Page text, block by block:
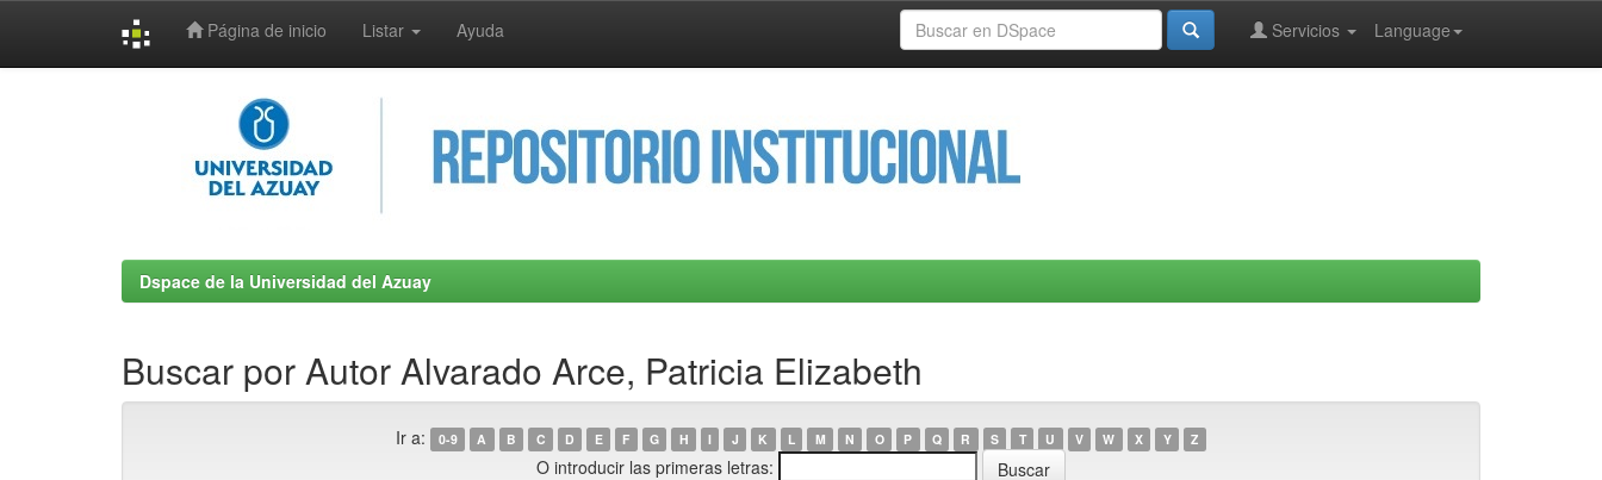
Página de inicio Listar Ayuda Language
Servicios
Dspace de la Universidad del Azuay
Buscar por Autor Alvarado Arce, Patricia Elizabeth
Ir a: 0-9 A B C D E F G H I J K L M N O P Q R S T U V W X Y Z
O introducir las primeras letras: